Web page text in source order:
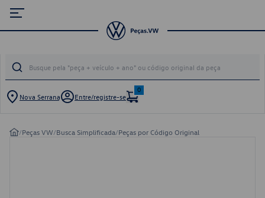
Nova Serrana Entre/registre-se
0
/Peças VW/Busca Simplificada/Peças por Código Original